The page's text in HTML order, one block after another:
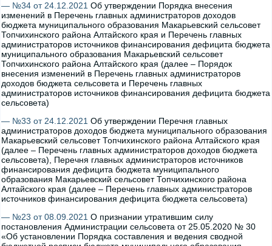
— №34 от 24.12.2021 Об утверждении Порядка внесения
изменений в Перечень главных администраторов доходов
бюджета муниципального образования Макарьевский сельсовет
Топчихинского района Алтайского края и Перечень главных
администраторов источников финансирования дефицита бюджета
муниципального образования Макарьевский сельсовет
Топчихинского района Алтайского края (далее – Порядок
внесения изменений в Перечень главных администраторов
доходов бюджета сельсовета и Перечень главных
администраторов источников финансирования дефицита бюджета
сельсовета)
— №33 от 24.12.2021 Об утверждении Перечня главных
администраторов доходов бюджета муниципального образования
Макарьевский сельсовет Топчихинского района Алтайского края
(далее – Перечень главных администраторов доходов бюджета
сельсовета), Перечня главных администраторов источников
финансирования дефицита бюджета муниципального
образования Макарьевский сельсовет Топчихинского района
Алтайского края (далее – Перечень главных администраторов
источников финансирования дефицита бюджета сельсовета)
— №23 от 08.09.2021 О признании утратившим силу
постановления Администрации сельсовета от 25.05.2020 № 30
«Об установлении Порядка составления и ведения сводной